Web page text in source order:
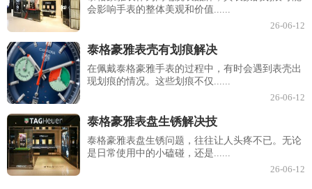
会影响手表的整体美观和价值......
26-06-12
泰格豪雅表壳有划痕解决
在佩戴泰格豪雅手表的过程中，有时会遇到表壳出
现划痕的情况。这些划痕不仅......
26-06-12
泰格豪雅表盘生锈解决技
泰格豪雅表盘生锈问题，往往让人头疼不已。无论
是日常使用中的小磕碰，还是......
26-06-12